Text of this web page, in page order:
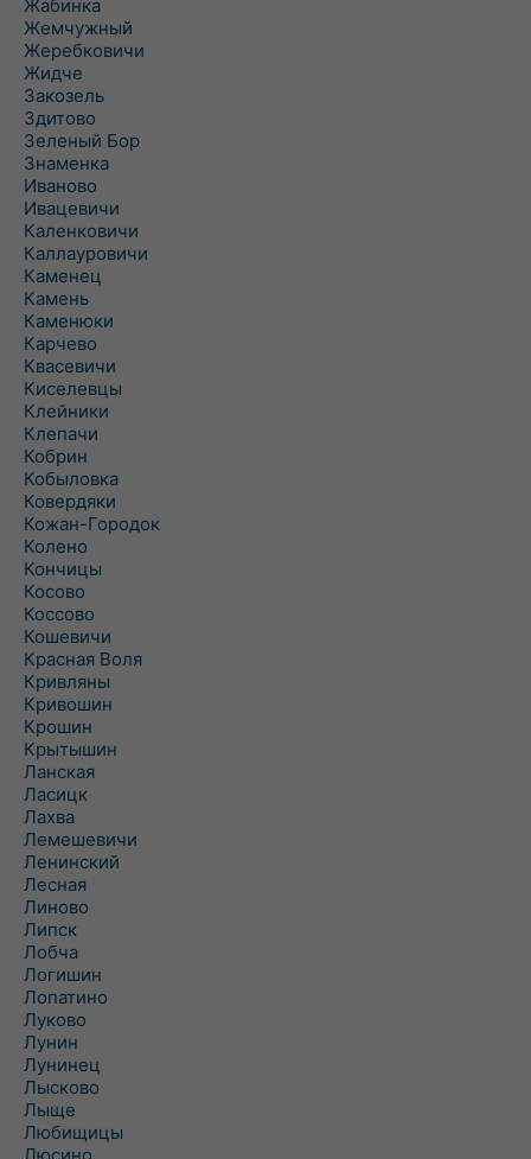
Жабинка
Жемчужный
Жеребковичи
Жидче
Закозель
Здитово
Зеленый Бор
Знаменка
Иваново
Ивацевичи
Каленковичи
Каллауровичи
Каменец
Камень
Каменюки
Карчево
Квасевичи
Киселевцы
Клейники
Клепачи
Кобрин
Кобыловка
Ковердяки
Кожан-Городок
Колено
Кончицы
Косово
Коссово
Кошевичи
Красная Воля
Кривляны
Кривошин
Крошин
Крытышин
Ланская
Ласицк
Лахва
Лемешевичи
Ленинский
Лесная
Линово
Липск
Лобча
Логишин
Лопатино
Луково
Лунин
Лунинец
Лысково
Лыще
Любищицы